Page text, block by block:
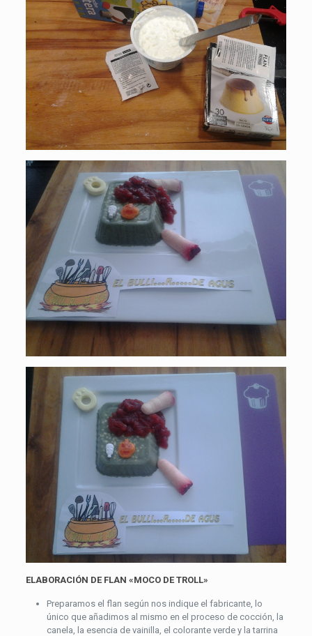
ELABORACIÓN DE FLAN «MOCO DE TROLL»
Preparamos el flan según nos indique el fabricante, lo
único que añadimos al mismo en el proceso de cocción, la
canela, la esencia de vainilla, el colorante verde y la tarrina